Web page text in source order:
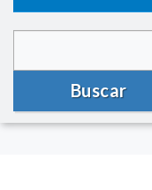
Buscar